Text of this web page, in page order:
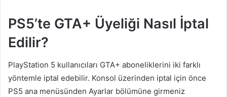
PS5’te GTA+ Üyeliği Nasıl İptal
Edilir?
PlayStation 5 kullanıcıları GTA+ aboneliklerini iki farklı
yöntemle iptal edebilir. Konsol üzerinden iptal için önce
PS5 ana menüsünden Ayarlar bölümüne girmeniz